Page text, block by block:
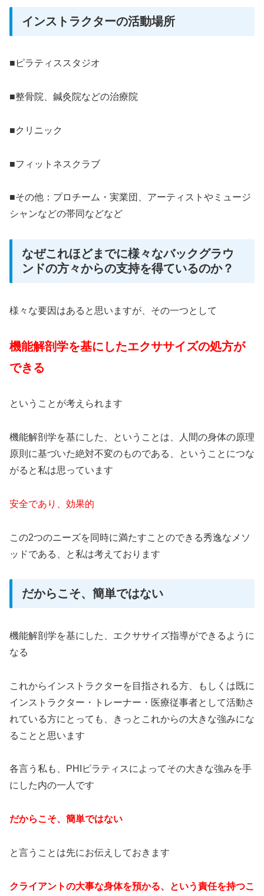
インストラクターの活動場所
■ピラティススタジオ
■整骨院、鍼灸院などの治療院
■クリニック
■フィットネスクラブ
■その他：プロチーム・実業団、アーティストやミュージ
シャンなどの帯同などなど
なぜこれほどまでに様々なバックグラウ
ンドの方々からの支持を得ているのか？
様々な要因はあると思いますが、その一つとして
機能解剖学を基にしたエクササイズの処方が
できる
ということが考えられます
機能解剖学を基にした、ということは、人間の身体の原理
原則に基づいた絶対不変のものである、ということにつな
がると私は思っています
安全であり、効果的
この2つのニーズを同時に満たすことのできる秀逸なメソ
ッドである、と私は考えております
だからこそ、簡単ではない
機能解剖学を基にした、エクササイズ指導ができるように
なる
これからインストラクターを目指される方、もしくは既に
インストラクター・トレーナー・医療従事者として活動さ
れている方にとっても、きっとこれからの大きな強みにな
ることと思います
各言う私も、PHIピラティスによってその大きな強みを手
にした内の一人です
だからこそ、簡単ではない
と言うことは先にお伝えしておきます
クライアントの大事な身体を預かる、という責任を持つこ